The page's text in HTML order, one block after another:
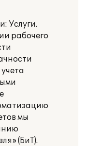
Услуги.
рабочего
мы
(БиТ).